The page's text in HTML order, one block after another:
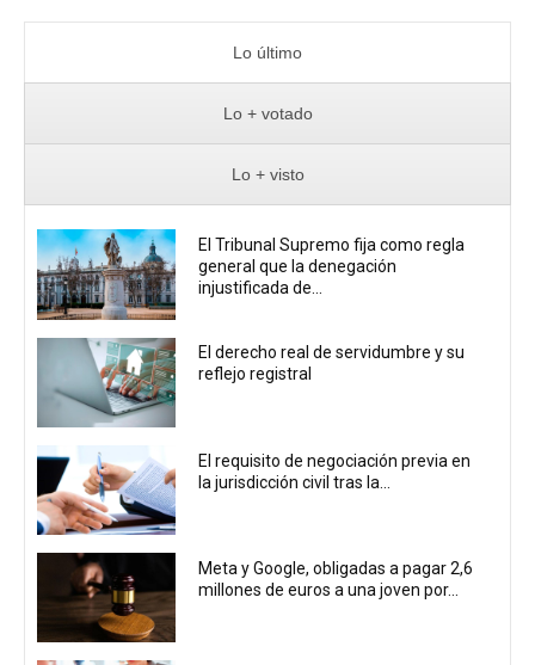
Lo último
Lo + votado
Lo + visto
El Tribunal Supremo fija como regla
general que la denegación
injustificada de...
El derecho real de servidumbre y su
reflejo registral
El requisito de negociación previa en
la jurisdicción civil tras la...
Meta y Google, obligadas a pagar 2,6
millones de euros a una joven por...